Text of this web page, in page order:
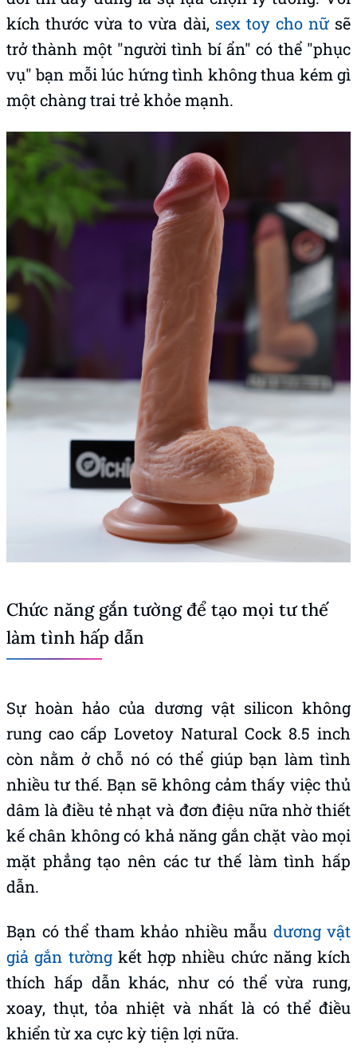
kích thước vừa to vừa dài,
sex toy cho nữ
sẽ
trở thành một "người tình bí ẩn" có thể "phục
vụ" bạn mỗi lúc hứng tình không thua kém gì
một chàng trai trẻ khỏe mạnh.
Chức năng gắn tường để tạo mọi tư thế
làm tình hấp dẫn
Sự hoàn hảo của dương vật silicon không
rung cao cấp Lovetoy Natural Cock 8.5 inch
còn nằm ở chỗ nó có thể giúp bạn làm tình
nhiều tư thế. Bạn sẽ không cảm thấy việc thủ
dâm là điều tẻ nhạt và đơn điệu nữa nhờ thiết
kế chân không có khả năng gắn chặt vào mọi
mặt phẳng tạo nên các tư thế làm tình hấp
dẫn.
Bạn có thể tham khảo nhiều mẫu
dương vật
giả gắn tường
kết hợp nhiều chức năng kích
thích hấp dẫn khác, như có thể vừa rung,
xoay, thụt, tỏa nhiệt và nhất là có thể điều
khiển từ xa cực kỳ tiện lợi nữa.